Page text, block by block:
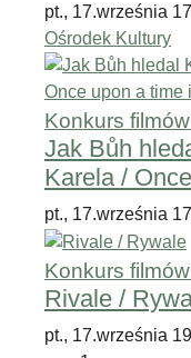
pt., 17.września
Ośrodek Kultury
Konkurs
Jak Bůh
Karela /
pt., 17.września
Konkurs
Rivale /
pt., 17.września